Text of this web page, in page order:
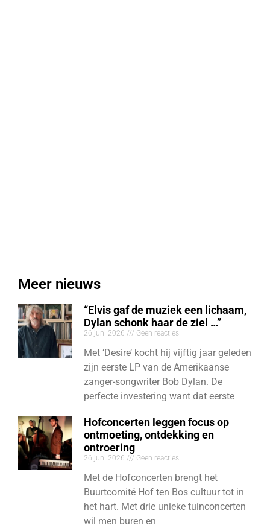
Meer nieuws
“Elvis gaf de muziek een lichaam,
Dylan schonk haar de ziel …”
26 juni 2026 Geen reacties
Met ‘Desire’ kocht hij vijftig jaar geleden
zijn eerste LP van de Amerikaanse
zanger-songwriter Bob Dylan. De
perfecte investering want dat eerste
Hofconcerten leggen focus op
ontmoeting, ontdekking en
ontroering
26 juni 2026 Geen reacties
Met de Hofconcerten brengt het
Buurtcomité Hof ten Bos cultuur tot in
het hart. Met drie unieke tuinconcerten
wil men buren en